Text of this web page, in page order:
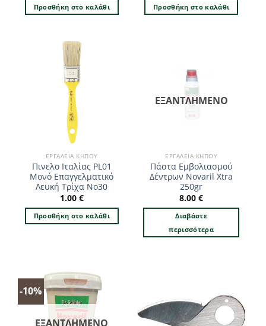
Προσθήκη στο καλάθι Προσθήκη στο καλάθι
ΕΡΓΑΛΕΊΑ ΚΉΠΟΥ
Πινελο Ιταλίας PL01
Μονό Επαγγελματικό
Λευκή Τρίχα No30
1.00 €
Προσθήκη στο καλάθι
ΕΞΑΝΤΛΗΜΈΝΟ
ΕΡΓΑΛΕΊΑ ΚΉΠΟΥ
Πάστα Εμβολιασμού
Δέντρων Novaril Xtra
250gr
8.00€
Διαβάστε
περισσότερα
-10%
ΕΞΑΝΤΛΗΜΈΝΟ